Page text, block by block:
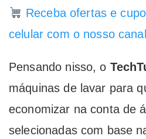
Receba ofertas e
celular com o nosso
Pensando nisso, o
máquinas de lavar para
economizar na conta de
selecionadas com base